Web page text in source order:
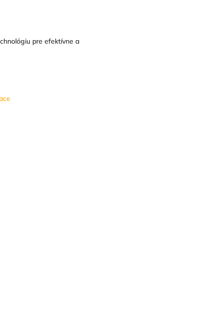
pre efektívne a